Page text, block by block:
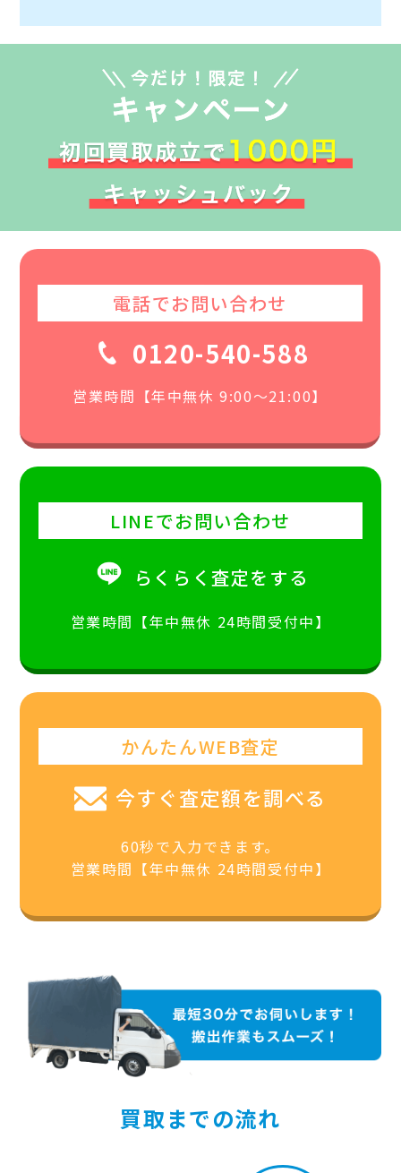
電話でお問い合わせ
0120-540-588
営業時間【年中無休 9:00〜21:00】
LINEでお問い合わせ
らくらく査定をする
営業時間【年中無休 24時間受付中】
かんたんWEB査定
今すぐ査定額を調べる
60秒で入力できます。
営業時間【年中無休 24時間受付中】
買取までの流れ